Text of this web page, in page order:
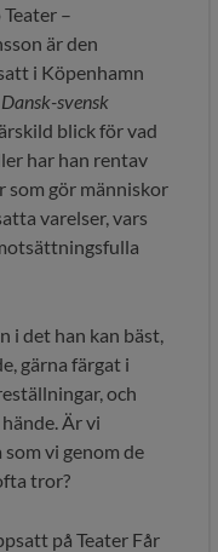
–
är den
i Köpenhamn
Dansk-svensk
blick för vad
har han rentav
som gör människor
varelser, vars
i det han kan bäst,
gärna färgat i
och
Är vi
vi genom de
tror?
på Teater Får